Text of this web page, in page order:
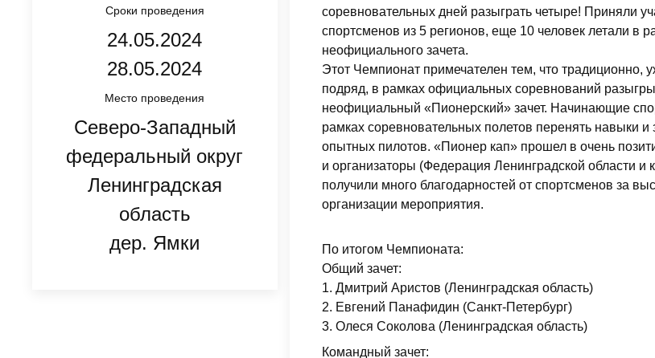
Сроки проведения
24.05.2024
28.05.2024
Место проведения
Северо-Западный
федеральный округ
Ленинградская
область
дер. Ямки
соревновательных дней разыграть четыре! Приняли
спортсменов из 5 регионов, еще 10 человек летали в
неофициального зачета.
Этот Чемпионат примечателен тем, что традиционно,
подряд, в рамках официальных соревнований
неофициальный «Пионерский» зачет. Начинающие
рамках соревновательных полетов перенять навыки и
опытных пилотов. «Пионер кап» прошел в очень
и организаторы (Федерация Ленинградской области и
получили много благодарностей от спортсменов за
организации мероприятия.
По итогом Чемпионата:
Общий зачет:
1. Дмитрий Аристов (Ленинградская область)
2. Евгений Панафидин (Санкт-Петербург)
3. Олеся Соколова (Ленинградская область)
Командный зачет: